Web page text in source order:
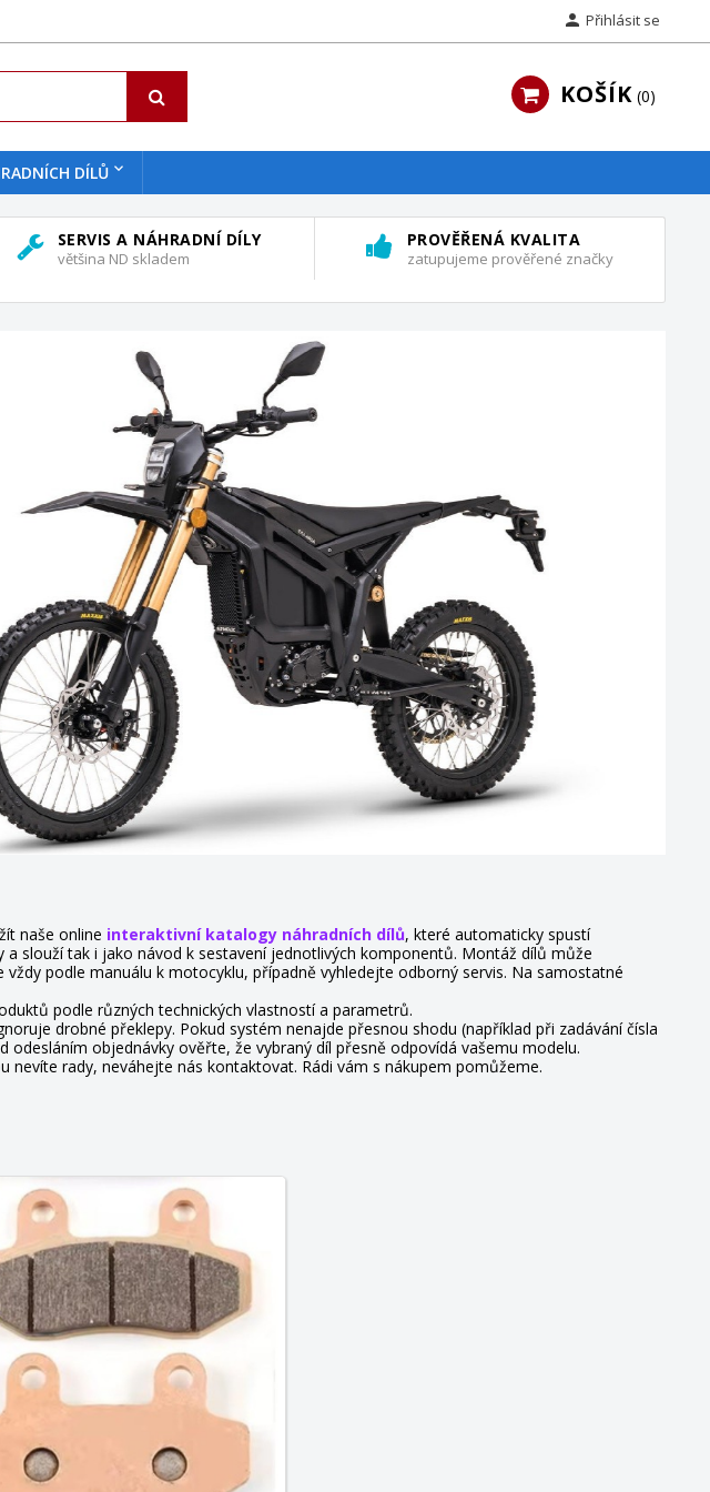
 Přihlásit se
KOŠÍK 0
DÍLŮ
SERVIS A NÁHRADNÍ DÍLY
většina ND skladem
PROVĚŘENÁ KVALITA
zatupujeme prověřené značky
naše online interaktivní katalogy náhradních dílů, které automaticky spustí
slouží tak i jako návod k sestavení jednotlivých komponentů. Montáž dílů může
podle manuálu k motocyklu, případně vyhledejte odborný servis. Na samostatné
podle různých technických vlastností a parametrů.
drobné překlepy. Pokud systém nenajde přesnou shodu (například při zadávání čísla
objednávky ověřte, že vybraný díl přesně odpovídá vašemu modelu.
nevíte rady, neváhejte nás kontaktovat. Rádi vám s nákupem pomůžeme.